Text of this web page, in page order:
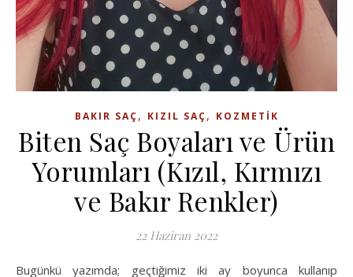
BAKIR SAÇ, KIZIL SAÇ, KOZMETIK
Biten Saç Boyaları ve Ürün
Yorumları (Kızıl, Kırmızı
ve Bakır Renkler)
22 Haziran 2022
Bugünkü yazımda; geçtiğimiz iki ay boyunca kullanıp